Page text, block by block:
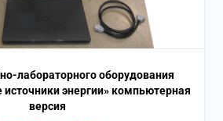
лабораторного оборудования
энергии» компьютерная
версия